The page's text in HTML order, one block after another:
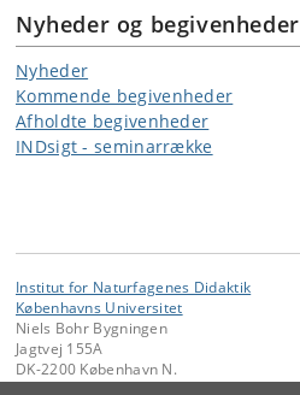
Nyheder og begivenheder
Nyheder
Kommende begivenheder
Afholdte begivenheder
INDsigt - seminarrække
Institut for Naturfagenes Didaktik
Københavns Universitet
Niels Bohr Bygningen
Jagtvej 155A
DK-2200 København N.